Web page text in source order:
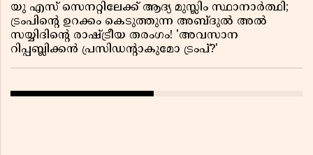
യു എസ് സെനറ്റിലേക്ക് ആദ്യ മുസ്ലിം സ്ഥാനാർത്ഥി;
ട്രംപിന്റെ ഉറക്കം കെടുത്തുന്ന അബ്ദുൽ അൽ
സയ്യിദിന്റെ രാഷ്ട്രീയ തരംഗം! 'അവസാന
റിപ്പബ്ലിക്കൻ പ്രസിഡന്റാകുമോ ട്രംപ്?'